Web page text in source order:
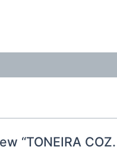
“TONEIRA COZ.